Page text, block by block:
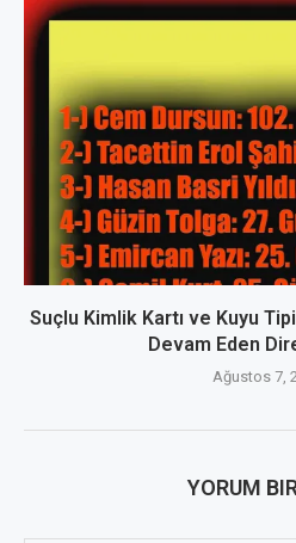
Suçlu Kimlik Kartı ve Kuyu
Devam Eden
Ağustos 7,
YORUM